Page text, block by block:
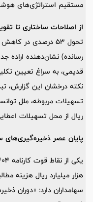
مستقیم استراتژی‌های
از اصلاحات ساختاری تا
رسانده) نشان‌دهنده اراده
قدیمی، به سراغ تعیین
نکته درخشان این گزارش،
ریال از محل تسهیلات
پایان عصر ذخیره‌گیری‌های
سهامداران دارد: «دوران